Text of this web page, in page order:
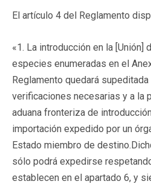
El artículo 4 del Reglamento
«1. La introducción en la
especies enumeradas en el
Reglamento quedará
verificaciones necesarias y a la
aduana fronteriza de
importación expedido por un
Estado miembro de
sólo podrá expedirse
establecen en el apartado 6, y